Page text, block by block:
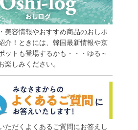
美容情報やおすすめ商品のおしポ
介！ときには、韓国最新情報や京
ットも登場するかも・・・ゆる～
楽しみください。
ただくよくあるご質問にお答えし